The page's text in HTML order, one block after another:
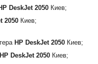
DeskJet 2050 Киев;
2050 Киев;
HP DeskJet 2050 Киев;
HP DeskJet 2050 Киев;